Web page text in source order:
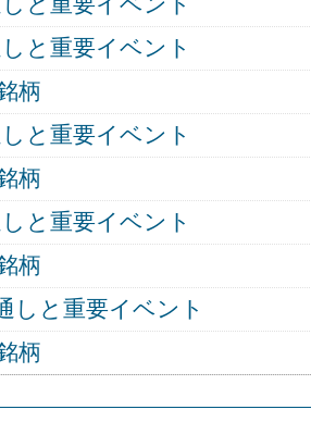
と重要イベント
柄
と重要イベント
柄
と重要イベント
柄
しと重要イベント
柄